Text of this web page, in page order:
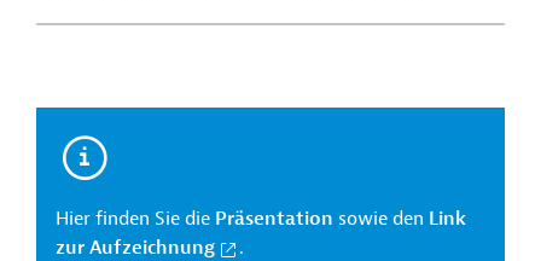
Hier finden Sie die Präsentation sowie den Link
zur Aufzeichnung
.